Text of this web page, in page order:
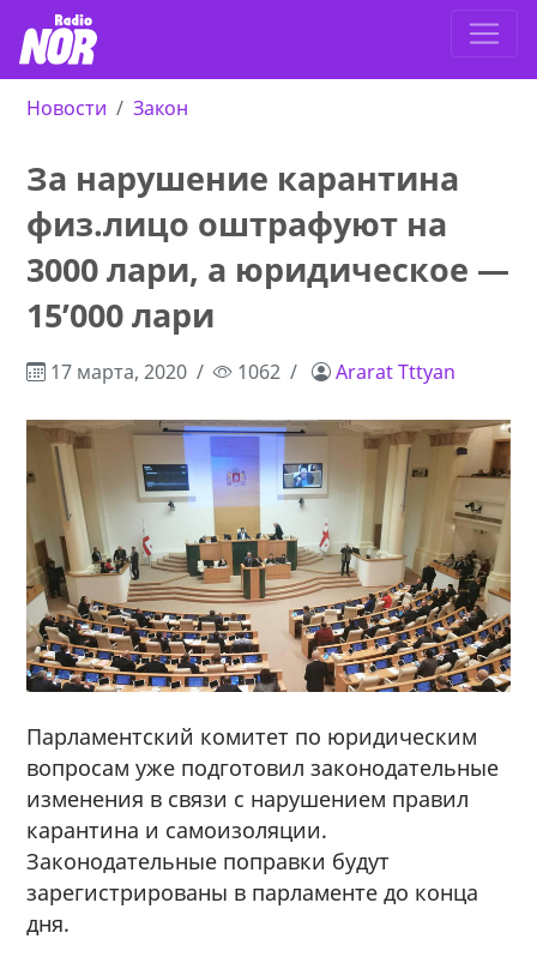
Новости Закон
За нарушение карантина
физ.лицо oштрафуют на
3000 лари, а юридическое —
15’000 лари
17 марта, 2020 1062 Ararat Tttyan
Парламентский комитет по юридическим
вопросам уже подготовил законодательные
изменения в связи с нарушением правил
карантина и самоизоляции.
Законодательные поправки будут
зарегистрированы в парламенте до конца
дня.